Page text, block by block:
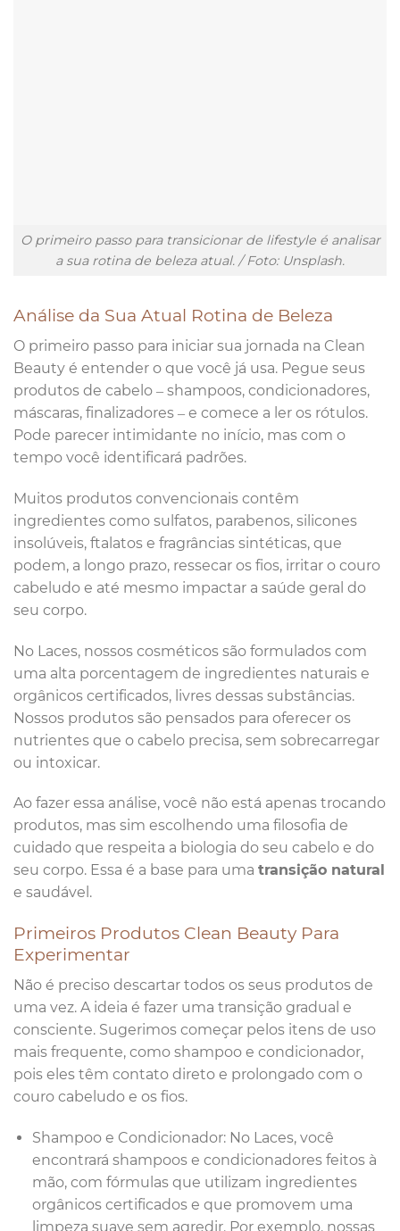
O primeiro passo para transicionar de lifestyle é analisar
a sua rotina de beleza atual. / Foto: Unsplash.
Análise da Sua Atual Rotina de Beleza
O primeiro passo para iniciar sua jornada na Clean
Beauty é entender o que você já usa. Pegue seus
produtos de cabelo – shampoos, condicionadores,
máscaras, finalizadores – e comece a ler os rótulos.
Pode parecer intimidante no início, mas com o
tempo você identificará padrões.
Muitos produtos convencionais contêm
ingredientes como sulfatos, parabenos, silicones
insolúveis, ftalatos e fragrâncias sintéticas, que
podem, a longo prazo, ressecar os fios, irritar o couro
cabeludo e até mesmo impactar a saúde geral do
seu corpo.
No Laces, nossos cosméticos são formulados com
uma alta porcentagem de ingredientes naturais e
orgânicos certificados, livres dessas substâncias.
Nossos produtos são pensados para oferecer os
nutrientes que o cabelo precisa, sem sobrecarregar
ou intoxicar.
Ao fazer essa análise, você não está apenas trocando
produtos, mas sim escolhendo uma filosofia de
cuidado que respeita a biologia do seu cabelo e do
seu corpo. Essa é a base para uma transição natural
e saudável.
Primeiros Produtos Clean Beauty Para
Experimentar
Não é preciso descartar todos os seus produtos de
uma vez. A ideia é fazer uma transição gradual e
consciente. Sugerimos começar pelos itens de uso
mais frequente, como shampoo e condicionador,
pois eles têm contato direto e prolongado com o
couro cabeludo e os fios.
Shampoo e Condicionador: No Laces, você
encontrará shampoos e condicionadores feitos à
mão, com fórmulas que utilizam ingredientes
orgânicos certificados e que promovem uma
limpeza suave sem agredir. Por exemplo, nossas